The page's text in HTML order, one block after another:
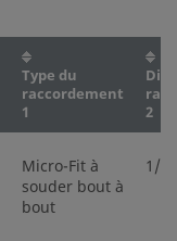
Type du
raccordement
1
2
Micro-Fit à
souder bout à
bout
1/4